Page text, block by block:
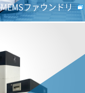
MEMSファウンドリ